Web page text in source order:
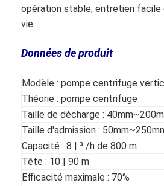
opération stable, entretien facile
vie.
Données de produit
Modèle : pompe centrifuge
Théorie : pompe centrifuge
Taille de décharge :
Taille d'admission :
Capacité : 8 | ³ /h de 800 m
Tête : 10 | 90 m
Efficacité maximale : 70%